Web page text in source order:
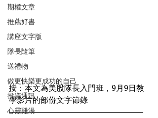
期權文章
推薦好書
講座文字版
隊長隨筆
送禮物
做更快樂更成功的自己
投資通訊
心靈雞湯
按：本文為美股隊長入門班，9月9日教
學影片的部份文字節錄
—————————————————